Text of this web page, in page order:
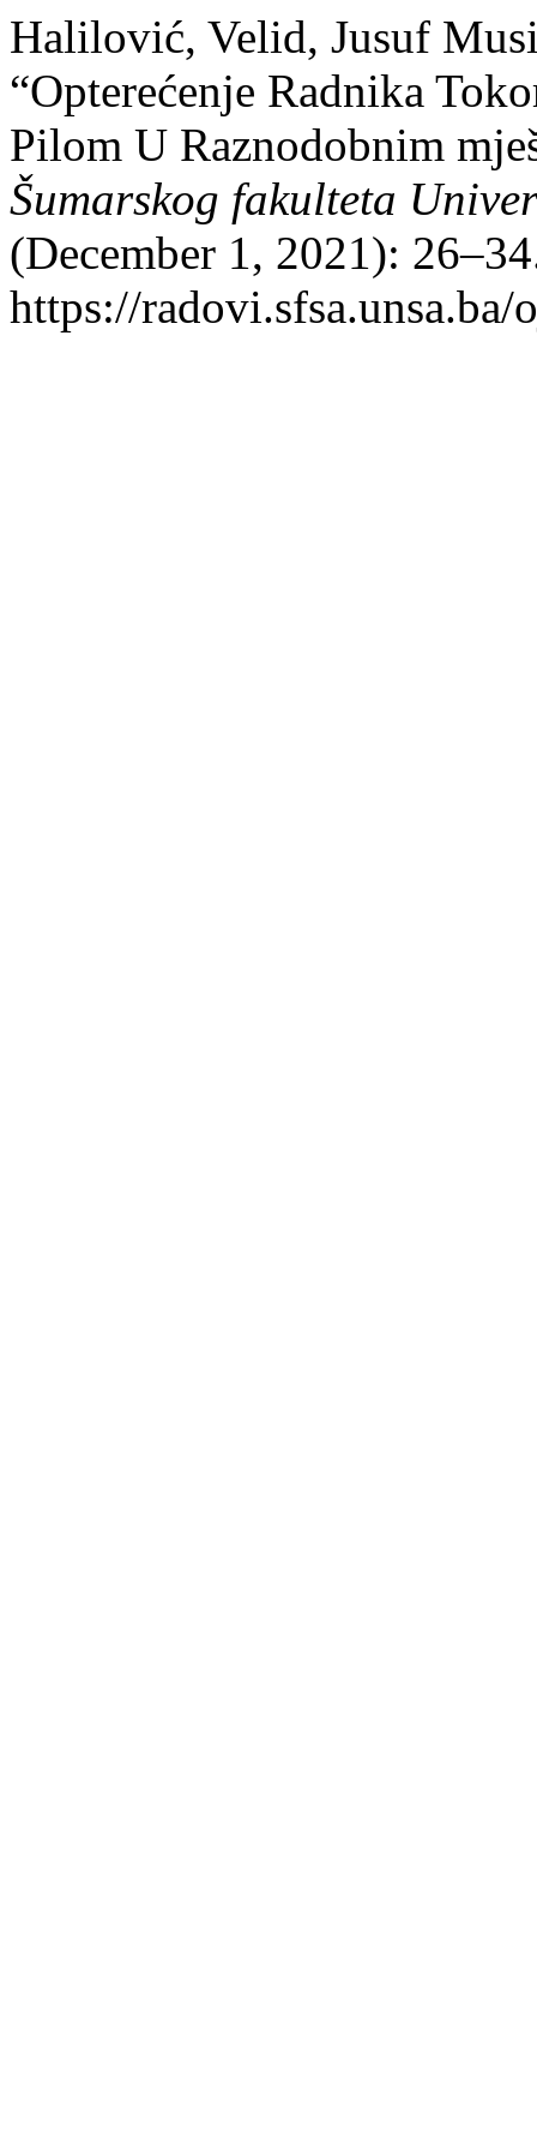
Halilović, Velid, Jusuf
“Opterećenje Radnika
Pilom U Raznodobnim
Šumarskog fakulteta
(December 1, 2021):
https://